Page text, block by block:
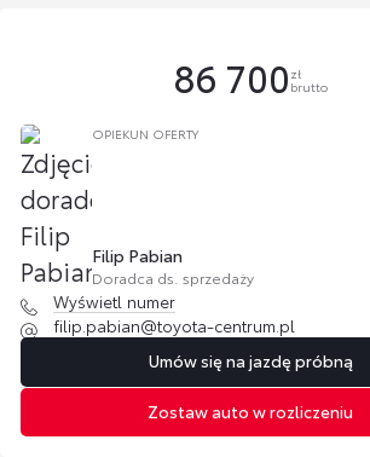
OPIEKUN OFERTY
Filip Pabian
Doradca ds. sprzedaży
Wyświetl numer
filip.pabian@toyota-centrum.pl
Umów się na jazdę próbną
86 700 zł
brutto
Zostaw auto w rozliczeniu